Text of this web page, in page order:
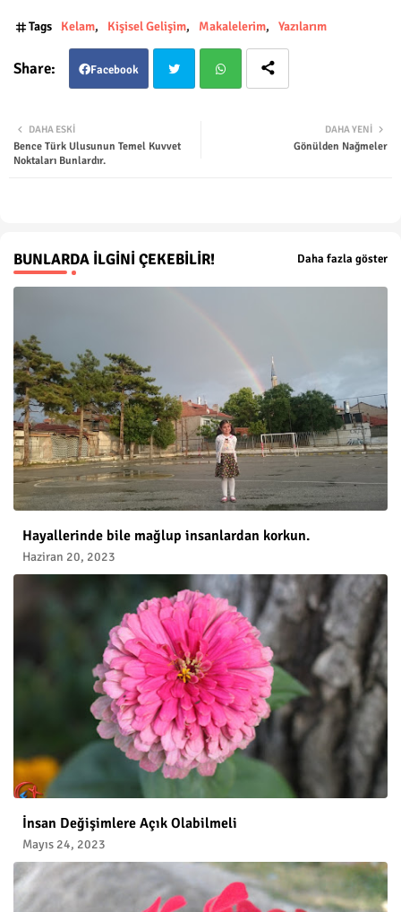
Tags Kelam Kişisel Gelişim Makalelerim Yazılarım
Facebook
ter
DAHA YENI
Gönülden Nağmeler
DAHA ESKI
Bence Türk Ulusunun Temel Kuvvet
Noktaları Bunlardır.
BUNLARDA İLGINI ÇEKEBILIR! Daha fazla göster
Hayallerinde bile mağlup insanlardan korkun.
Haziran 20, 2023
İnsan Değişimlere Açık Olabilmeli
Mayıs 24, 2023